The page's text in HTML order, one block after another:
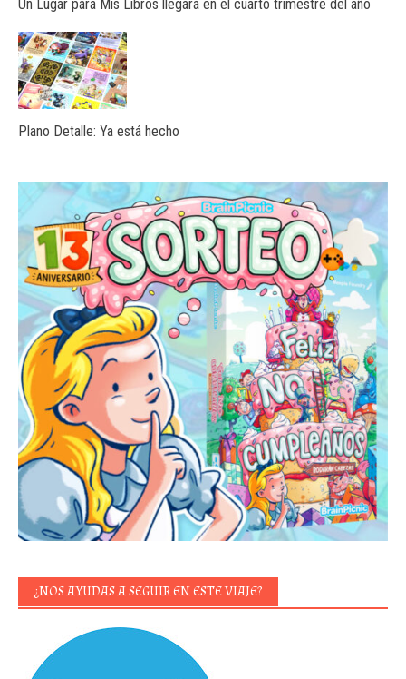
Un Lugar para Mis Libros llegará en el cuarto trimestre del año
Plano Detalle: Ya está hecho
¿NOS AYUDAS A SEGUIR EN ESTE VIAJE?